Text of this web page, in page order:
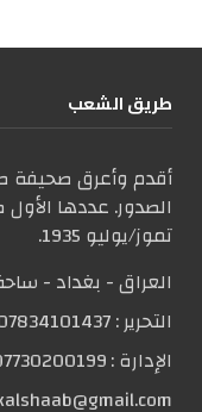
طریق الشعب
أقدم وأعرق صحيفة
تموز/يوليو 1935.
العراق - بغداد -
التحریر :
الإدارة :